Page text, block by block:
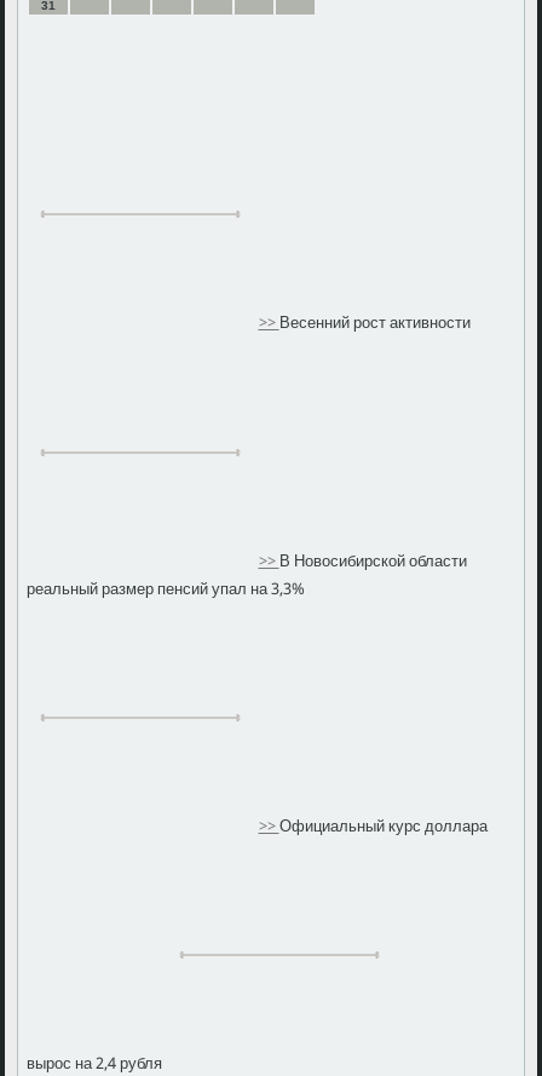
31
>>Весенний рост активности
>>В Новосибирской области
реальный размер пенсий упал на 3,3%
>>Официальный курс доллара
вырос на 2,4 рубля